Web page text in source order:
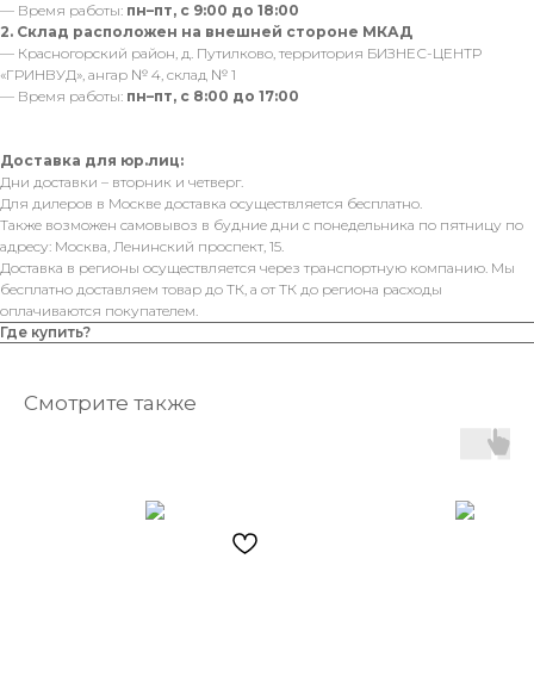
— Время работы: пн–пт, с 9:00 до 18:00
2. Склад расположен на внешней стороне МКАД
— Красногорский район, д. Путилково, территория БИЗНЕС-ЦЕНТР
«ГРИНВУД», ангар № 4, склад № 1
— Время работы: пн–пт, с 8:00 до 17:00
Доставка для юр.лиц:
Дни доставки – вторник и четверг.
Для дилеров в Москве доставка осуществляется бесплатно.
Также возможен самовывоз в будние дни с понедельника по пятницу по
адресу: Москва, Ленинский проспект, 15.
Доставка в регионы осуществляется через транспортную компанию. Мы
бесплатно доставляем товар до ТК, а от ТК до региона расходы
оплачиваются покупателем.
Где купить?
Смотрите также